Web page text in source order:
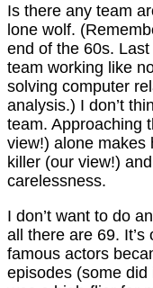
Is there any team
lone wolf.
end of the 60s.
team working like
solving computer
analysis.) I don’t
team. Approaching
view!) alone makes
killer (our view!)
carelessness.
I don’t want to do
all there are 69.
famous actors
episodes (some